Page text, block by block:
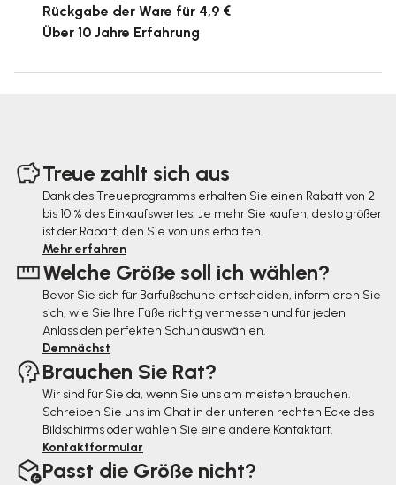
Rückgabe der Ware für 4,9 €
Über 10 Jahre Erfahrung
Treue zahlt sich aus
Dank des Treueprogramms erhalten Sie einen Rabatt von 2
bis 10 % des Einkaufswertes. Je mehr Sie kaufen, desto größer
ist der Rabatt, den Sie von uns erhalten.
Mehr erfahren
Welche Größe soll ich wählen?
Bevor Sie sich für Barfußschuhe entscheiden, informieren Sie
sich, wie Sie Ihre Füße richtig vermessen und für jeden
Anlass den perfekten Schuh auswählen.
Demnächst
Brauchen Sie Rat?
Wir sind für Sie da, wenn Sie uns am meisten brauchen.
Schreiben Sie uns im Chat in der unteren rechten Ecke des
Bildschirms oder wählen Sie eine andere Kontaktart.
Kontaktformular
Passt die Größe nicht?